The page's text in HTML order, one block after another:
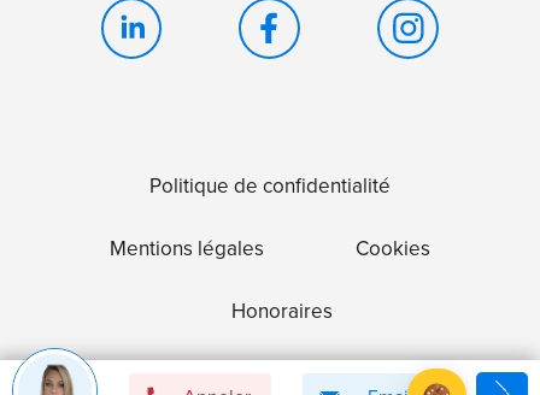
Politique de confidentialité
Mentions légales Cookies
Honoraires